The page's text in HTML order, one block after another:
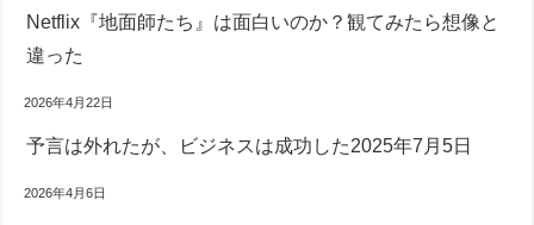
Netflix『地面師たち』は面白いのか？観てみたら想像と
違った
2026年4月22日
予言は外れたが、ビジネスは成功した2025年7月5日
2026年4月6日